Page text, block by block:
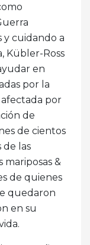
y cuidando a
Kübler-Ross
en
por la
por
de
de cientos
de las
mariposas &
de quienes
quedaron
en su